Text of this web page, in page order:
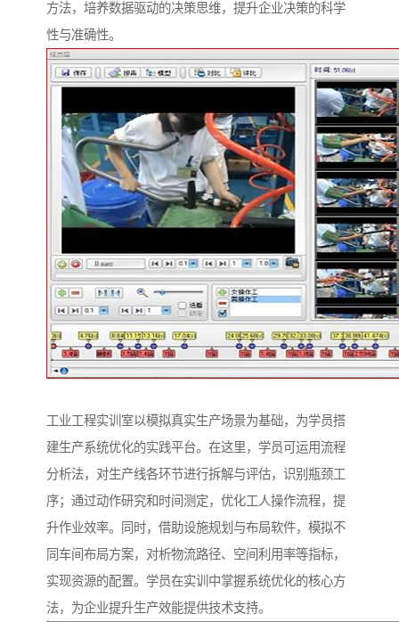
方法，培养数据驱动的决策思维，提升企业决策的科学
性与准确性。​
工业工程实训室以模拟真实生产场景为基础，为学员搭
建生产系统优化的实践平台。在这里，学员可运用流程
分析法，对生产线各环节进行拆解与评估，识别瓶颈工
序；通过动作研究和时间测定，优化工人操作流程，提
升作业效率。同时，借助设施规划与布局软件，模拟不
同车间布局方案，对析物流路径、空间利用率等指标，
实现资源的配置。学员在实训中掌握系统优化的核心方
法，为企业提升生产效能提供技术支持。​